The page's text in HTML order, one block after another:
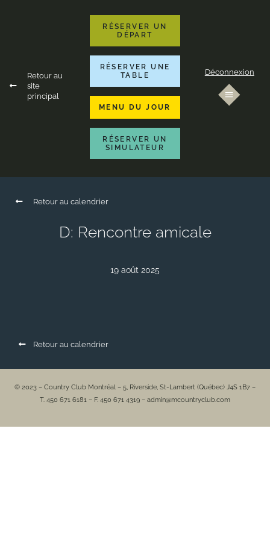
Retour au
site
principal
RÉSERVER UN
DÉPART
RÉSERVER UNE
TABLE
MENU DU JOUR
RÉSERVER UN
SIMULATEUR
Déconnexion
Retour au calendrier
D: Rencontre amicale
19 août 2025
Retour au calendrier
© 2023 – Country Club Montréal – 5, Riverside, St-Lambert (Québec) J4S 1B7 –
T. 450 671 6181 – F. 450 671 4319 – admin@mcountryclub.com